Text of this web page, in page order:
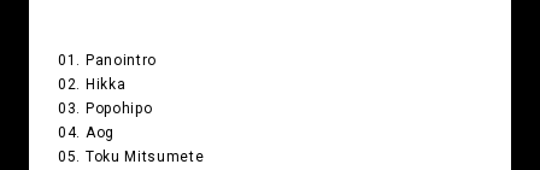
01. Panointro
02. Hikka
03. Popohipo
04. Aog
05. Toku Mitsumete